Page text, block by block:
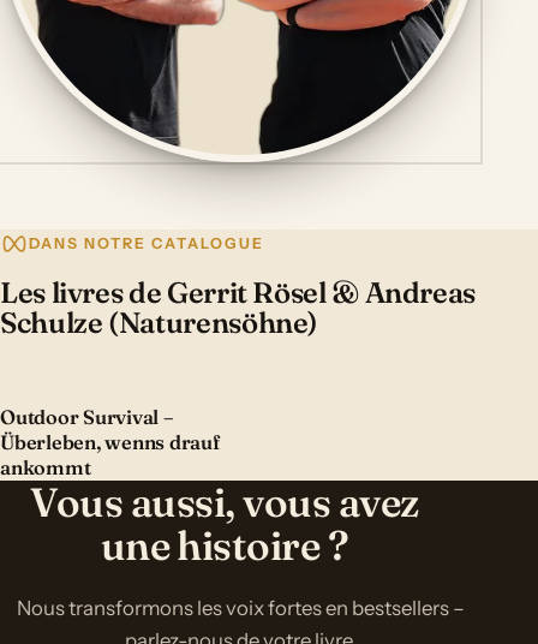
DANS NOTRE CATALOGUE
Les livres de Gerrit Rösel & Andreas
Schulze (Naturensöhne)
Outdoor Survival –
Überleben, wenns drauf
ankommt
Vous aussi, vous avez
une histoire ?
Nous transformons les voix fortes en bestsellers –